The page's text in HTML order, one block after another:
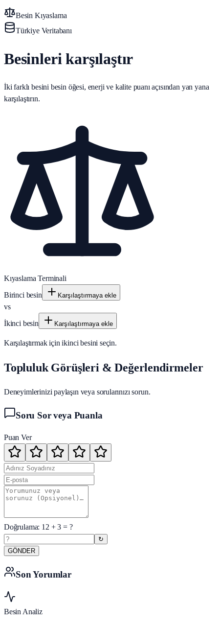
Besin Kıyaslama
Türkiye Veritabanı
Besinleri karşılaştır
İki farklı besini besin öğesi, enerji ve kalite puanı açısından yan yana
karşılaştırın.
Kıyaslama Terminali
Birinci besin
Karşılaştırmaya ekle
vs
İkinci besin
Karşılaştırmaya ekle
Karşılaştırmak için ikinci besini seçin.
Topluluk Görüşleri & Değerlendirmeler
Deneyimlerinizi paylaşın veya sorularınızı sorun.
Soru Sor veya Puanla
Puan Ver
Doğrulama: 12 +3 = ?
↻
GÖNDER
Son Yorumlar
Besin Analiz